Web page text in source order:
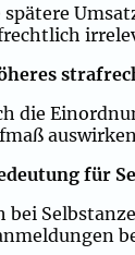
spätere
die
für
bei